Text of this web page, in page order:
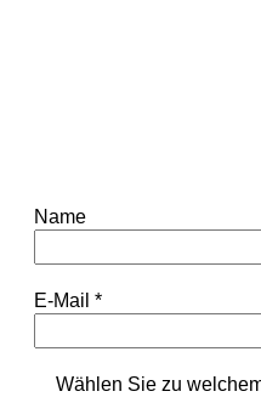
Name
E-Mail *
Wählen Sie zu